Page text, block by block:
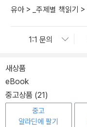
유아 > _주제별 책읽기 >
새상품
eBook
중고상품 (21)
중고
알라딘에 팔기